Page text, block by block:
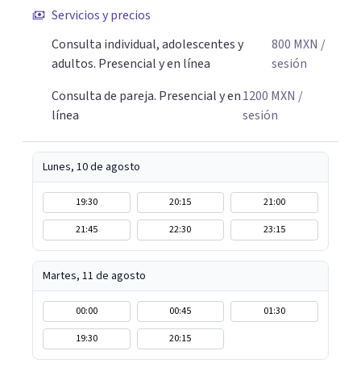
amabilidad e ir soltando de a poco las cargas que llevas
día a día. Si buscas un espacio donde sentirte escuchado o
escuchada y reencontrarte contigo y tu tranquilidad, aquí
estoy para acompañarte en tu proceso.
Servicios y precios
Consulta individual, adolescentes y
adultos. Presencial y en línea
800 MXN /
sesión
Consulta de pareja. Presencial y en
línea
1200 MXN /
sesión
Lunes, 10 de agosto
19:30 20:15
21:00
21:45
22:30 23:15
Martes, 11 de agosto
00:00 00:45
01:30
19:30
20:15